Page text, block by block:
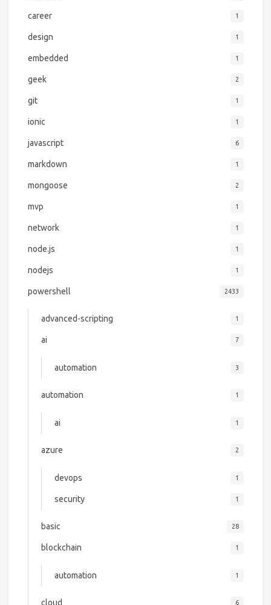
career 1
design 1
embedded 1
geek 2
git 1
ionic 1
javascript 6
markdown 1
mongoose 2
mvp 1
network 1
node.js 1
nodejs 1
powershell 2433
advanced-scripting 1
ai 7
automation 3
automation 1
ai 1
azure 2
devops 1
security 1
basic 28
blockchain 1
automation 1
cloud 6